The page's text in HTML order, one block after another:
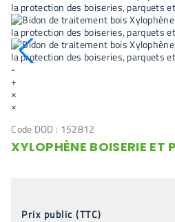
-
+
×
×
Code DOD : 152812
XYLOPHÈNE BOISERIE ET
Prix public (TTC)